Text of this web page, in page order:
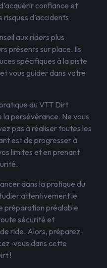
confiance et
d’accidents.
aux riders plus
présents sur place. Ils
spécifiques à la piste
vous guider dans votre
du VTT Dirt
persévérance. Ne vous
pas à réaliser toutes les
est de progresser à
limites et en prenant
dans la pratique du
attentivement le
préparation préalable
sécurité et
ride. Alors, préparez-
vous dans cette
!